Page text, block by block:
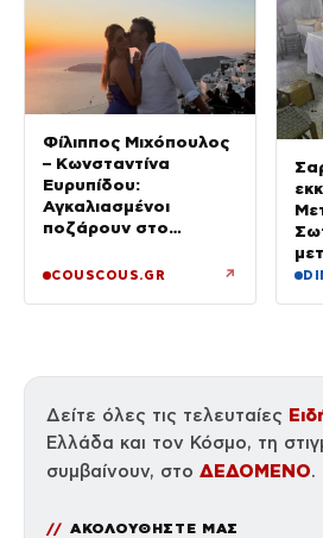
Φίλιππος Μιχόπουλος
– Κωνσταντίνα
Ευρυπίδου:
Αγκαλιασμένοι
ποζάρουν στο
Σαντορίνης
COUSCOUS.GR ↗
Δείτε όλες τις τελευταίες
Ελλάδα και τον Κόσμο, τη
συμβαίνουν, στο ΔΕΔΟΜΕΝΟ.
ΑΚΟΛΟΥΘΗΣΤΕ ΜΑΣ